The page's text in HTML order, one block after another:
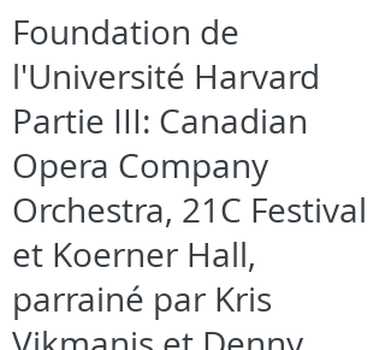
Foundation de
l'Université Harvard
Partie III: Canadian
Opera Company
Orchestra, 21C Festival
et Koerner Hall,
parrainé par Kris